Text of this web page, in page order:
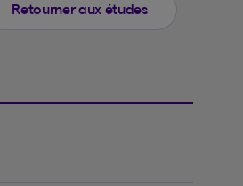
Retourner aux études